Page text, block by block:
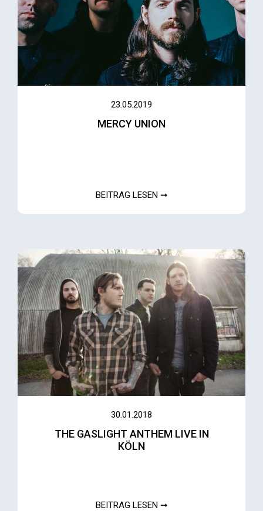
23.05.2019
MERCY UNION
BEITRAG LESEN ➞
30.01.2018
THE GASLIGHT ANTHEM LIVE IN
KÖLN
BEITRAG LESEN ➞